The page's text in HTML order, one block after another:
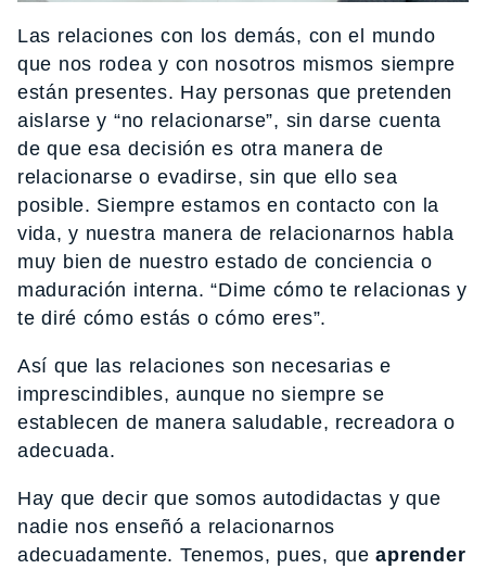
Las relaciones con los demás, con el mundo
que nos rodea y con nosotros mismos siempre
están presentes. Hay personas que pretenden
aislarse y “no relacionarse”, sin darse cuenta
de que esa decisión es otra manera de
relacionarse o evadirse, sin que ello sea
posible. Siempre estamos en contacto con la
vida, y nuestra manera de relacionarnos habla
muy bien de nuestro estado de conciencia o
maduración interna. “Dime cómo te relacionas y
te diré cómo estás o cómo eres”.
Así que las relaciones son necesarias e
imprescindibles, aunque no siempre se
establecen de manera saludable, recreadora o
adecuada.
Hay que decir que somos autodidactas y que
nadie nos enseñó a relacionarnos
adecuadamente. Tenemos, pues, que aprender